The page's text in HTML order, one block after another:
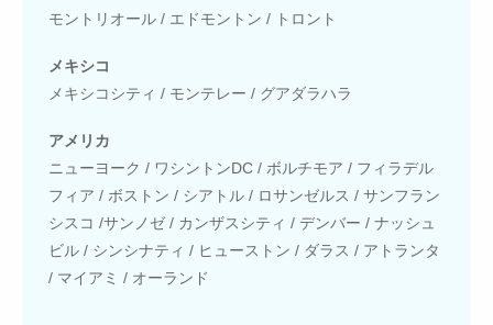
モントリオール / エドモントン / トロント
メキシコ
メキシコシティ / モンテレー / グアダラハラ
アメリカ
ニューヨーク / ワシントンDC / ボルチモア / フィラデル
フィア / ボストン / シアトル / ロサンゼルス / サンフラン
シスコ /サンノゼ / カンザスシティ / デンバー / ナッシュ
ビル / シンシナティ / ヒューストン / ダラス / アトランタ
/ マイアミ / オーランド